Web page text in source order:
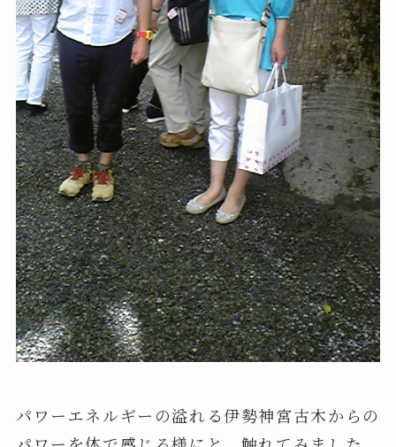
パワーエネルギーの溢れる伊勢神宮古木からの